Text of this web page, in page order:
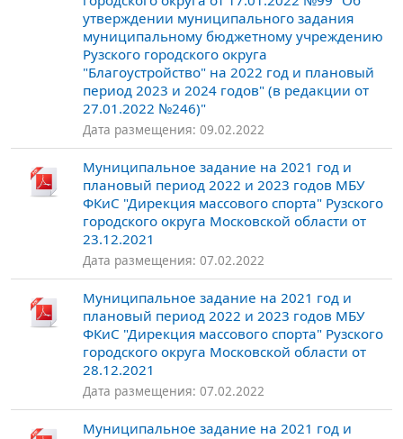
утверждении муниципального задания
муниципальному бюджетному учреждению
Рузского городского округа
"Благоустройство" на 2022 год и плановый
период 2023 и 2024 годов" (в редакции от
27.01.2022 №246)"
Дата размещения: 09.02.2022
Муниципальное задание на 2021 год и
плановый период 2022 и 2023 годов МБУ
ФКиС "Дирекция массового спорта" Рузского
городского округа Московской области от
23.12.2021
Дата размещения: 07.02.2022
Муниципальное задание на 2021 год и
плановый период 2022 и 2023 годов МБУ
ФКиС "Дирекция массового спорта" Рузского
городского округа Московской области от
28.12.2021
Дата размещения: 07.02.2022
Муниципальное задание на 2021 год и